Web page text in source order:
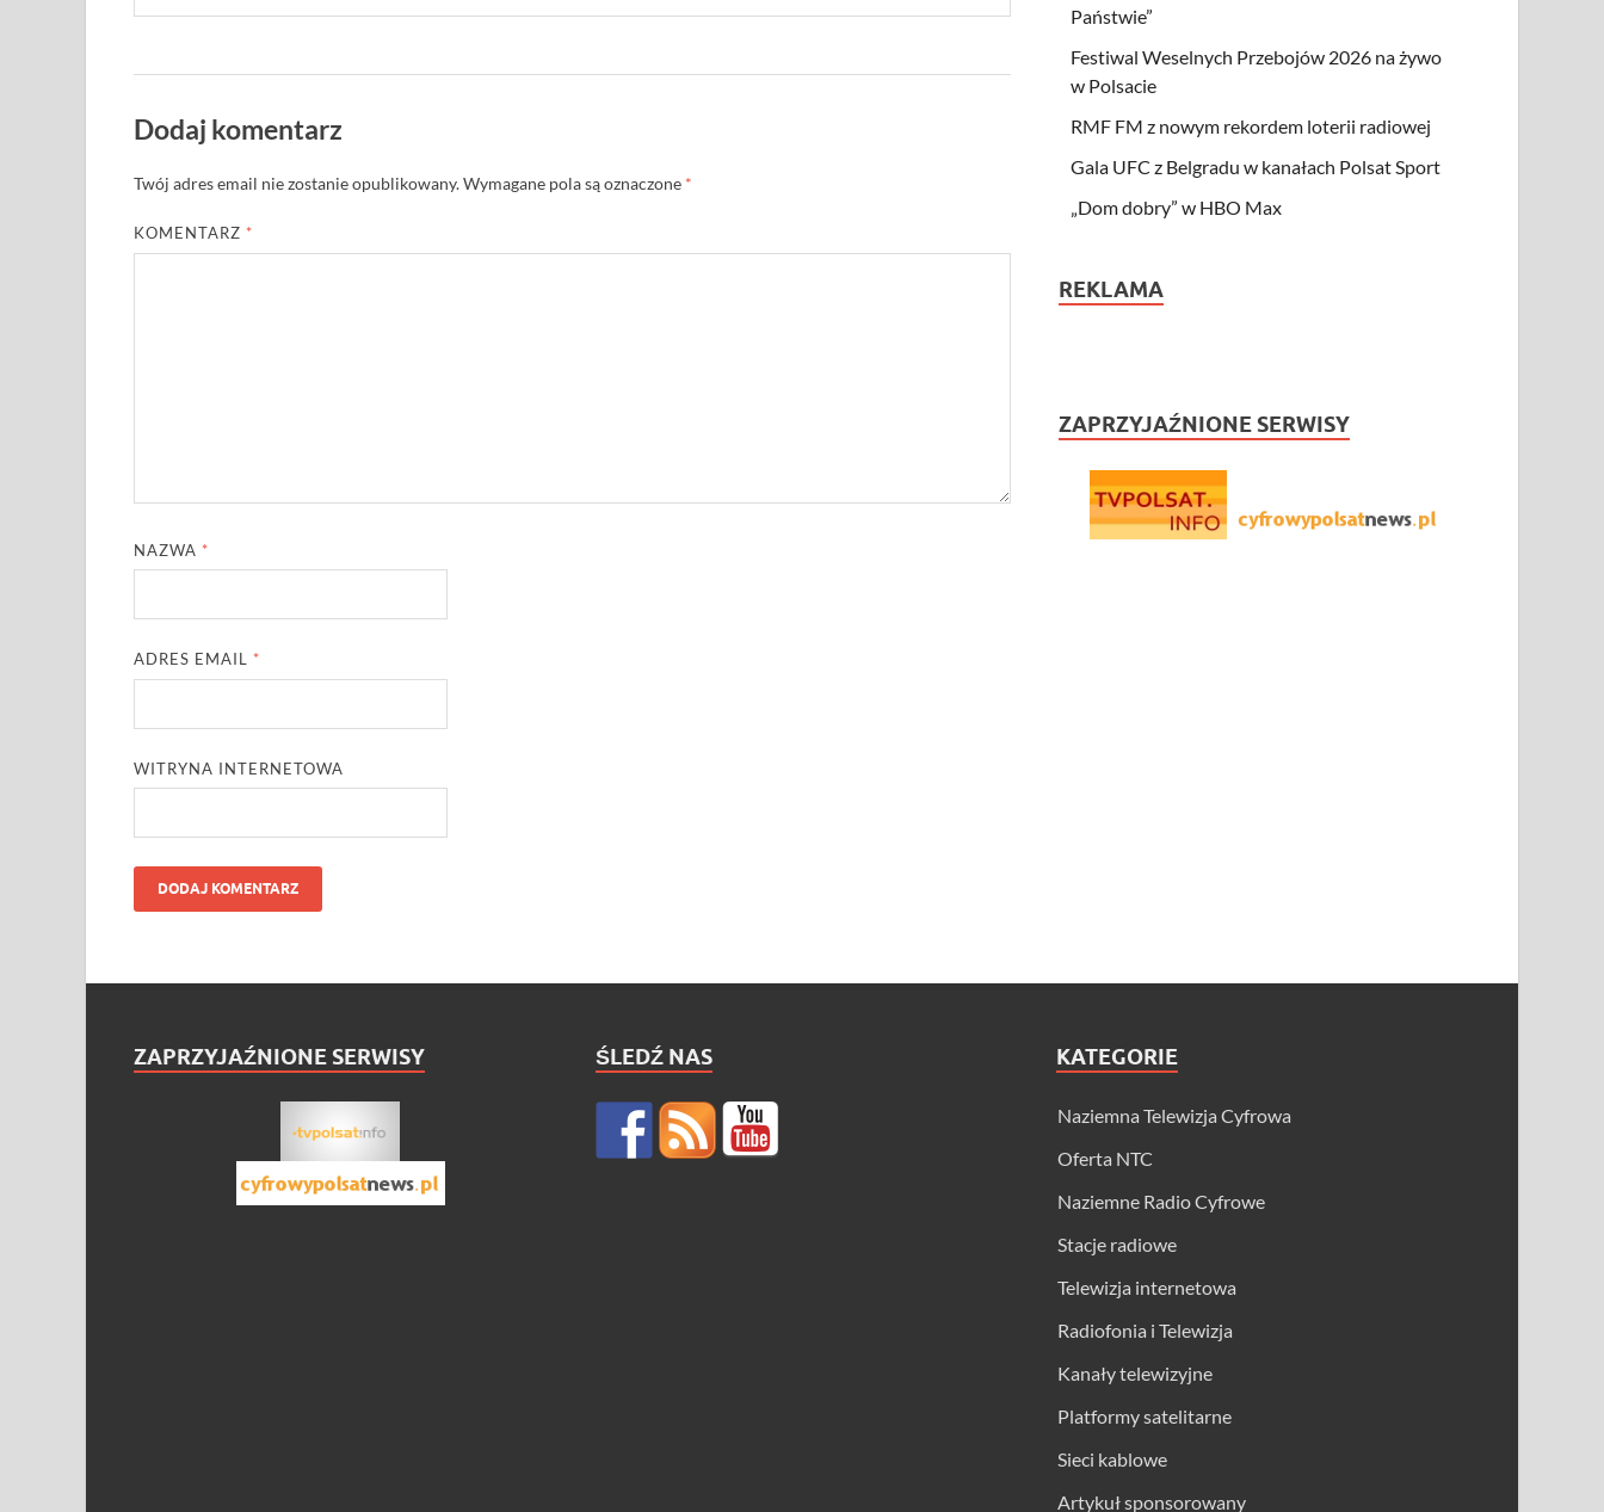
Dodaj komentarz
Twój adres email nie zostanie opublikowany.Wymagane pola są oznaczone *
KOMENTARZ *
NAZWA *
ADRES EMAIL *
WITRYNA INTERNETOWA
Państwie”
Festiwal Weselnych Przebojów 2026 na żywo
w Polsacie
RMF FM z nowym rekordem loterii radiowej
Gala UFC z Belgradu w kanałach Polsat Sport
„Dom dobry” w HBO Max
REKLAMA
ZAPRZYJAŹNIONE SERWISY
ZAPRZYJAŹNIONE SERWISY ŚLEDŹ NAS KATEGORIE
Naziemna Telewizja Cyfrowa
Oferta NTC
Naziemne Radio Cyfrowe
Stacje radiowe
Telewizja internetowa
Radiofonia i Telewizja
Kanały telewizyjne
Platformy satelitarne
Sieci kablowe
Artykuł sponsorowany